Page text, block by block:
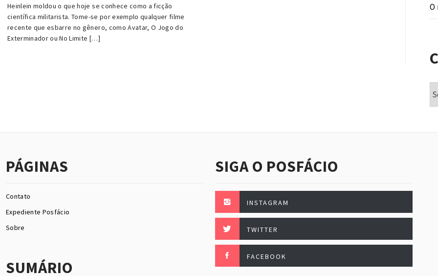
Heinlein moldou o que hoje se conhece como a ficção
científica militarista. Tome-se por exemplo qualquer filme
recente que esbarre no gênero, como Avatar, O Jogo do
Exterminador ou No Limite […]
O
PÁGINAS
Contato
Expediente Posfácio
Sobre
SUMÁRIO
SIGA O POSFÁCIO
INSTAGRAM
TWITTER
FACEBOOK